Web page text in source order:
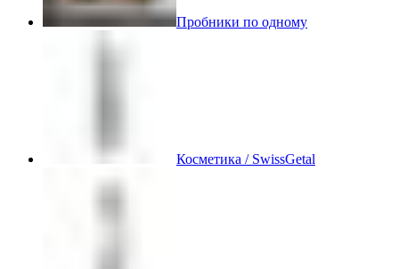
Пробники по одному
Косметика / SwissGetal